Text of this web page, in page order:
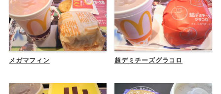
メガマフィン 超デミチーズグラコロ